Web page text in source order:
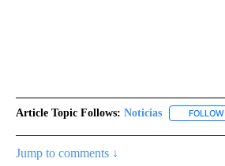
Article Topic Follows: Noticias FOLLOW
Jump to comments ↓